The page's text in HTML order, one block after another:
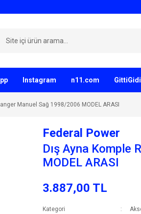
Instagram n11.com
Manuel Sağ 1998/2006 MODEL ARASI
Federal Power
Dış Ayna Komple
MODEL ARASI
3.887,00 TL
Kategori